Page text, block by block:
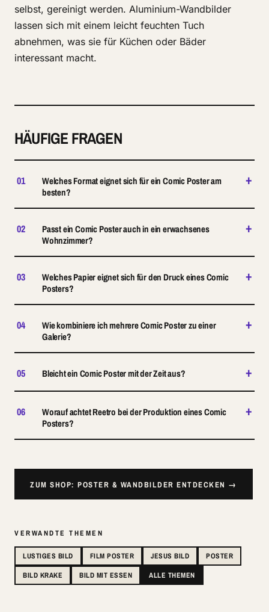
selbst, gereinigt werden. Aluminium-Wandbilder
lassen sich mit einem leicht feuchten Tuch
abnehmen, was sie für Küchen oder Bäder
interessant macht.
HÄUFIGE FRAGEN
01
Welches Format eignet sich für ein Comic Poster am
besten?
+
02
Passt ein Comic Poster auch in ein erwachsenes
Wohnzimmer?
+
03
Welches Papier eignet sich für den Druck eines Comic
Posters?
+
04
Wie kombiniere ich mehrere Comic Poster zu einer
Galerie?
+
05 Bleicht ein Comic Poster mit der Zeit aus? +
06
Worauf achtet Reetro bei der Produktion eines Comic
Posters?
+
ZUM SHOP: POSTER & WANDBILDER ENTDECKEN →
VERWANDTE THEMEN
LUSTIGES BILD FILM POSTER JESUS BILD
POSTER
BILD KRAKE
BILD MIT ESSEN ALLE THEMEN